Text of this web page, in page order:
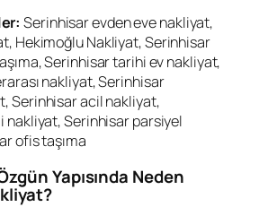
Serinhisar evden eve nakliyat,
Hekimoğlu Nakliyat, Serinhisar
Serinhisar tarihi ev nakliyat,
nakliyat, Serinhisar
Serinhisar acil nakliyat,
nakliyat, Serinhisar parsiyel
ofis taşıma
Yapısında Neden